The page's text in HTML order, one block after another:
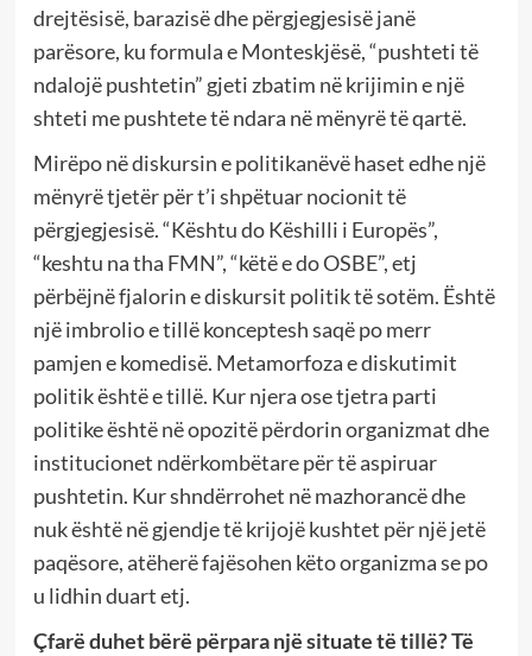
drejtësisë, barazisë dhe përgjegjesisë janë
parësore, ku formula e Monteskjësë, “pushteti të
ndalojë pushtetin” gjeti zbatim në krijimin e një
shteti me pushtete të ndara në mënyrë të qartë.
Mirëpo në diskursin e politikanëvë haset edhe një
mënyrë tjetër për t’i shpëtuar nocionit të
përgjegjesisë. “Kështu do Këshilli i Europës”,
“keshtu na tha FMN”, “këtë e do OSBE”, etj
përbëjnë fjalorin e diskursit politik të sotëm. Është
një imbrolio e tillë konceptesh saqë po merr
pamjen e komedisë. Metamorfoza e diskutimit
politik është e tillë. Kur njera ose tjetra parti
politike është në opozitë përdorin organizmat dhe
institucionet ndërkombëtare për të aspiruar
pushtetin. Kur shndërrohet në mazhorancë dhe
nuk është në gjendje të krijojë kushtet për një jetë
paqësore, atëherë fajësohen këto organizma se po
u lidhin duart etj.
Çfarë duhet bërë përpara një situate të tillë? Të